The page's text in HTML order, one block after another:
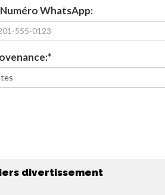
SUR
est réactualisé
qui domine le public et présente
des expériences uniques lors
EN SAVOIR PLUS
WhatsApp:
divertissement